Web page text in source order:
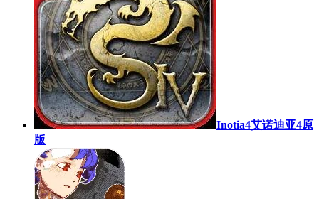
Inotia4艾诺迪亚4原
版